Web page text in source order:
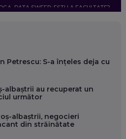
DATA SWEEP: EȘTI LA FACULTATE?
CA SĂ FII MAI BUN LA JOB. ȘI CUM
ÎN URMĂTORII ANI
CA SĂ ÎȚI DESCHIZI DRUMUL
GLOBAL
Petrescu: S-a înțeles deja cu
albaștrii au recuperat un
următor
albaștrii, negocieri
din străinătate